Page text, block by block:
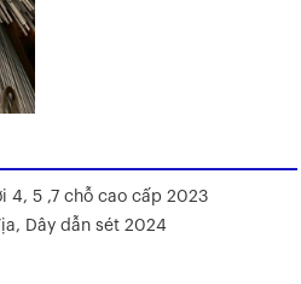
4, 5 ,7 chỗ cao cấp 2023
Dây dẫn sét 2024